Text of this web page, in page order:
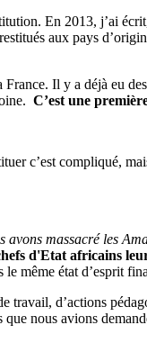
En 2013, j’ai
aux pays
Il y a déjà eu
C’est une
c’est compliqué,
avons massacré les
d'Etat africains
même état d’esprit
travail, d’actions
nous avions